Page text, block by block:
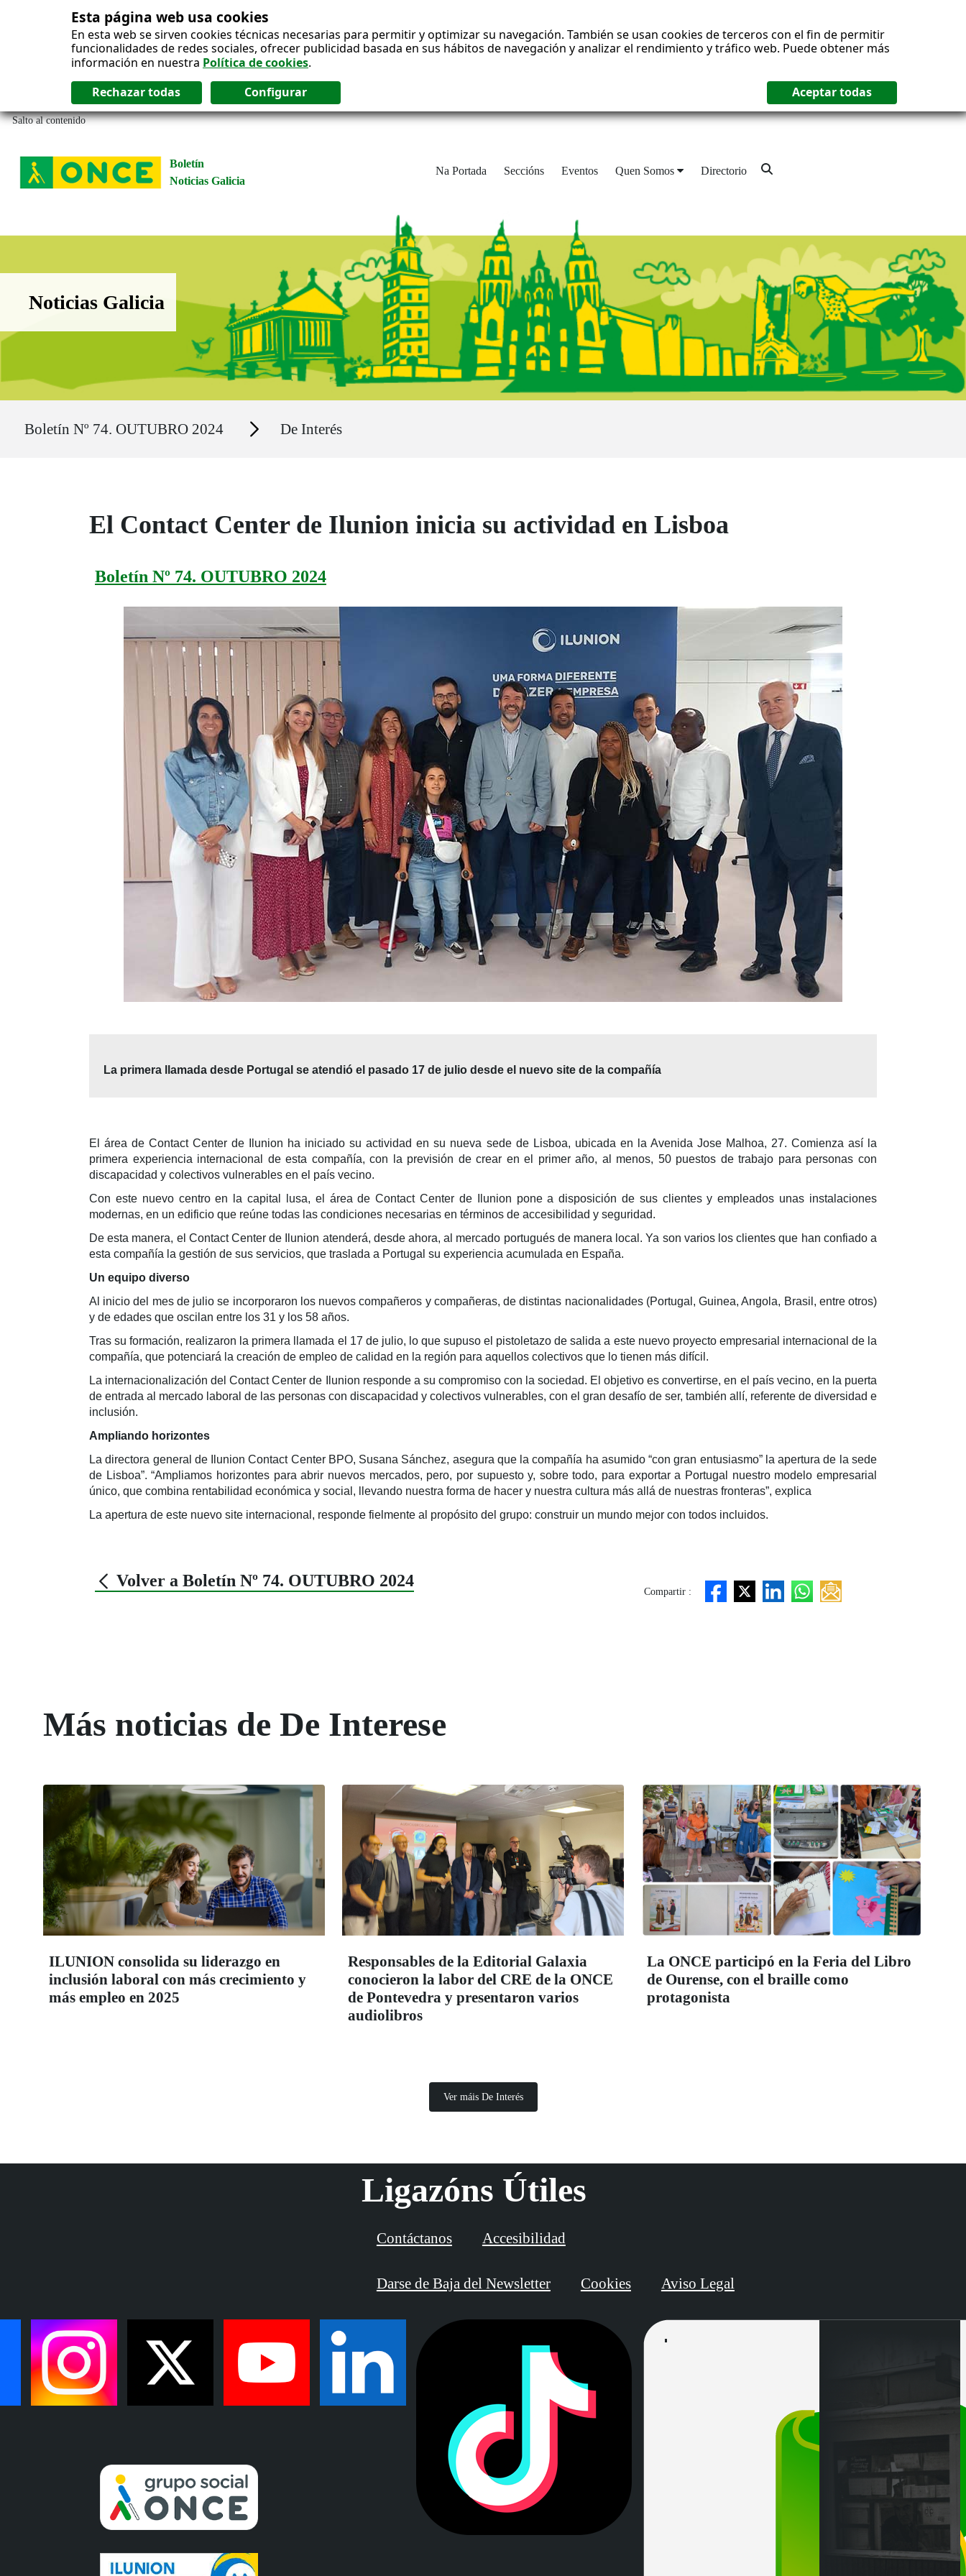
Esta página web usa cookies
En esta web se sirven cookies técnicas necesarias para permitir y optimizar su navegación. También se usan cookies de terceros con el fin de permitir
funcionalidades de redes sociales, ofrecer publicidad basada en sus hábitos de navegación y analizar el rendimiento y tráfico web. Puede obtener más
información en nuestra Política de cookies.
Salto al contenido
Boletín
Noticias Galicia
Na Portada Seccións Eventos Quen Somos Directorio
Boletín Noticias Galicia
Noticias Galicia
Boletín Nº 74. OUTUBRO 2024 Secciones De Interés
El Contact Center de Ilunion inicia su actividad en Lisboa
Boletín Nº 74. OUTUBRO 2024
La primera llamada desde Portugal se atendió el pasado 17 de julio desde el nuevo site de la compañía
El área de Contact Center de Ilunion ha iniciado su actividad en su nueva sede de Lisboa, ubicada en la Avenida Jose Malhoa, 27. Comienza así la
primera experiencia internacional de esta compañía, con la previsión de crear en el primer año, al menos, 50 puestos de trabajo para personas con
discapacidad y colectivos vulnerables en el país vecino.
Con este nuevo centro en la capital lusa, el área de Contact Center de Ilunion pone a disposición de sus clientes y empleados unas instalaciones
modernas, en un edificio que reúne todas las condiciones necesarias en términos de accesibilidad y seguridad.
De esta manera, el Contact Center de Ilunion atenderá, desde ahora, al mercado portugués de manera local. Ya son varios los clientes que han confiado a
esta compañía la gestión de sus servicios, que traslada a Portugal su experiencia acumulada en España.
Un equipo diverso
Al inicio del mes de julio se incorporaron los nuevos compañeros y compañeras, de distintas nacionalidades (Portugal, Guinea, Angola, Brasil, entre otros)
y de edades que oscilan entre los 31 y los 58 años.
Tras su formación, realizaron la primera llamada el 17 de julio, lo que supuso el pistoletazo de salida a este nuevo proyecto empresarial internacional de la
compañía, que potenciará la creación de empleo de calidad en la región para aquellos colectivos que lo tienen más difícil.
La internacionalización del Contact Center de Ilunion responde a su compromiso con la sociedad. El objetivo es convertirse, en el país vecino, en la puerta
de entrada al mercado laboral de las personas con discapacidad y colectivos vulnerables, con el gran desafío de ser, también allí, referente de diversidad e
inclusión.
Ampliando horizontes
La directora general de Ilunion Contact Center BPO, Susana Sánchez, asegura que la compañía ha asumido “con gran entusiasmo” la apertura de la sede
de Lisboa”. “Ampliamos horizontes para abrir nuevos mercados, pero, por supuesto y, sobre todo, para exportar a Portugal nuestro modelo empresarial
único, que combina rentabilidad económica y social, llevando nuestra forma de hacer y nuestra cultura más allá de nuestras fronteras”, explica
La apertura de este nuevo site internacional, responde fielmente al propósito del grupo: construir un mundo mejor con todos incluidos.
Volver a Boletín Nº 74. OUTUBRO 2024
Compartir :
Más noticias de De Interese
ILUNION consolida su liderazgo en
inclusión laboral con más crecimiento y
más empleo en 2025
Responsables de la Editorial Galaxia
conocieron la labor del CRE de la ONCE
de Pontevedra y presentaron varios
audiolibros
La ONCE participó en la Feria del Libro
de Ourense, con el braille como
protagonista
Ver máis De Interés
Ligazóns Útiles
Contáctanos Accesibilidad
Darse de Baja del Newsletter Cookies Aviso Legal